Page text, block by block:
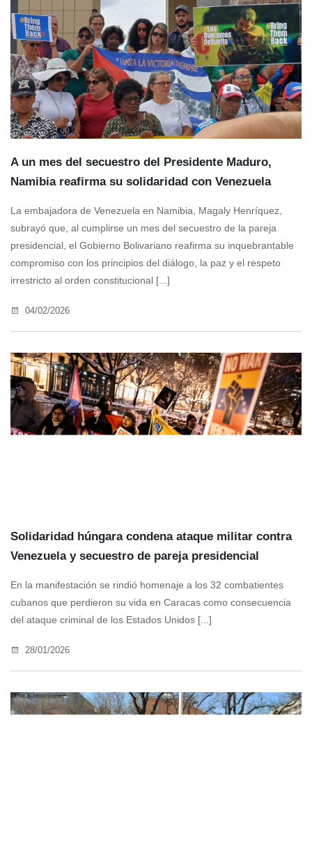
A un mes del secuestro del Presidente Maduro,
Namibia reafirma su solidaridad con Venezuela
La embajadora de Venezuela en Namibia, Magaly Henríquez,
subrayó que, al cumplirse un mes del secuestro de la pareja
presidencial, el Gobierno Bolivariano reafirma su inquebrantable
compromiso con los principios del diálogo, la paz y el respeto
irrestricto al orden constitucional [...]
04/02/2026
Solidaridad húngara condena ataque militar contra
Venezuela y secuestro de pareja presidencial
En la manifestación se rindió homenaje a los 32 combatientes
cubanos que perdieron su vida en Caracas como consecuencia
del ataque criminal de los Estados Unidos [...]
28/01/2026